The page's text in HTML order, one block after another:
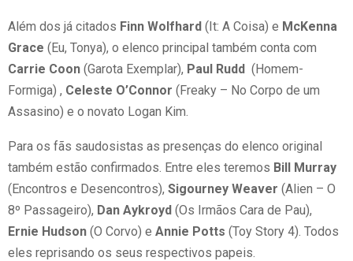
Além dos já citados Finn Wolfhard (It: A Coisa) e McKenna
Grace (Eu, Tonya), o elenco principal também conta com
Carrie Coon (Garota Exemplar), Paul Rudd (Homem-
Formiga) , Celeste O’Connor (Freaky – No Corpo de um
Assasino) e o novato Logan Kim.
Para os fãs saudosistas as presenças do elenco original
também estão confirmados. Entre eles teremos Bill Murray
(Encontros e Desencontros), Sigourney Weaver (Alien – O
8º Passageiro), Dan Aykroyd (Os Irmãos Cara de Pau),
Ernie Hudson (O Corvo) e Annie Potts (Toy Story 4). Todos
eles reprisando os seus respectivos papeis.